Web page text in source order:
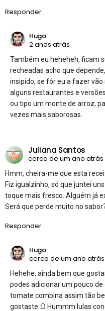
Responder
Hugo
2 anos atrás
Também eu heheheh, ficam
recheadas acho que
insipido, se fôr eu a fazer
alguns restaurantes e
ou tipo um monte de arroz,
vezes mais saborosas.
Juliana Santos
cerca de um ano atrás
Hmm, cheira-me que esta
Fiz igualzinho, só que juntei
toque mais fresco. Alguém já
Será que perde muito no
Responder
Hugo
cerca de um ano atrás
Hehehe, ainda bem que
podes adicionar um pouco
tomate combina assim tão
gostaste :D Hummm lulas